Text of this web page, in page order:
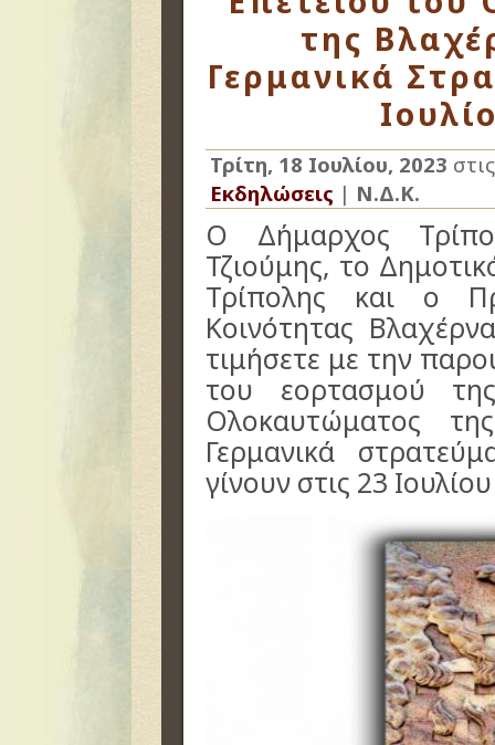
της
Γερμανικά
Τρίτη, 18 Ιουλίου, 2023
Εκδηλώσεις | Ν.Δ.Κ.
Ο Δήμαρχος
Τζιούμης, το
Τρίπολης και ο
Κοινότητας
τιμήσετε με την
του εορτασμού
Ολοκαυτώματος
Γερμανικά
γίνουν στις 23